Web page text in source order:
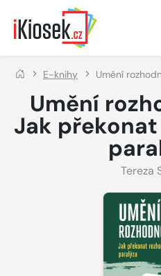
Přejít na hlavní obsah
E-knihy Umění
Umění
Jak
Tereza